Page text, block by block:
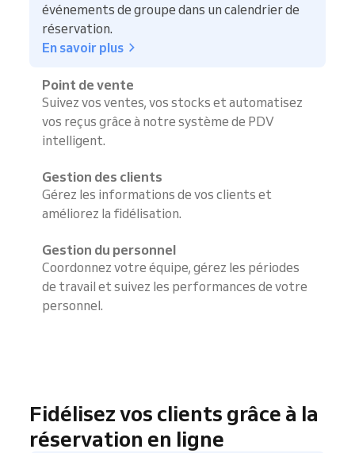
événements de groupe dans un calendrier de
réservation.
En savoir plus
Point de vente
Suivez vos ventes, vos stocks et automatisez
vos reçus grâce à notre système de PDV
intelligent.
Gestion des clients
Gérez les informations de vos clients et
améliorez la fidélisation.
Gestion du personnel
Coordonnez votre équipe, gérez les périodes
de travail et suivez les performances de votre
personnel.
Fidélisez vos clients grâce à la
réservation en ligne